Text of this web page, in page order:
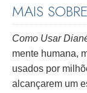
MAIS
Como Usar
mente humana,
usados por
alcançarem um